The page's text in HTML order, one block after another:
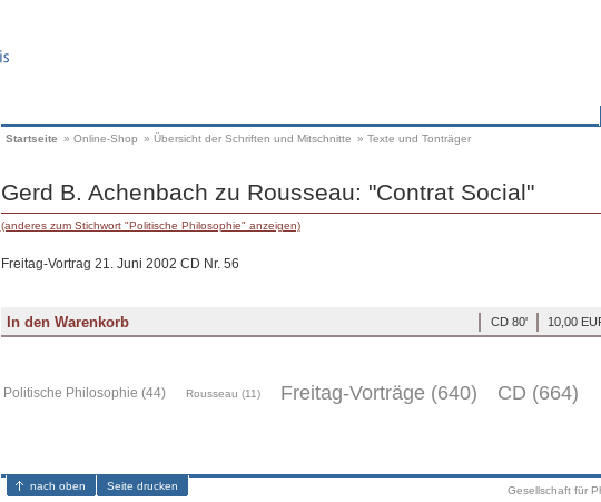
Startseite » Online-Shop » Übersicht der Schriften und Mitschnitte » Texte und Tonträger
Gerd B. Achenbach zu Rousseau: "Contrat Social"
(anderes zum Stichwort "Politische Philosophie" anzeigen)
Freitag-Vortrag 21. Juni 2002 CD Nr. 56
10,00
CD 80'
Politische Philosophie (44) Rousseau (11) Freitag-Vorträge (640) CD (664)
Gesellschaft für
nach oben Seite drucken